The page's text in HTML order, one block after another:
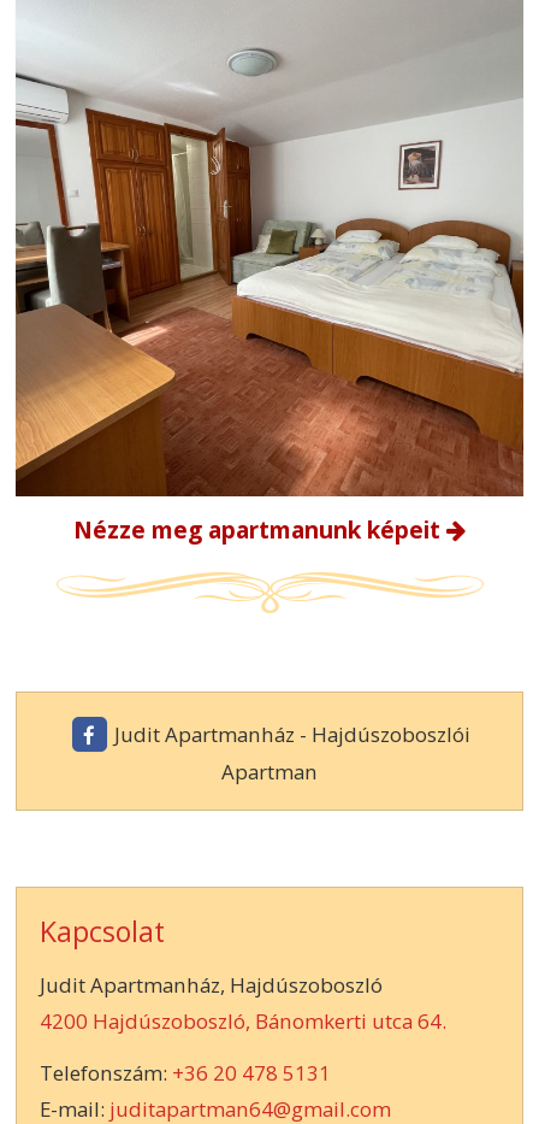
Nézze meg apartmanunk képeit
Judit Apartmanház - Hajdúszoboszlói
Apartman
Kapcsolat
Judit Apartmanház, Hajdúszoboszló
4200 Hajdúszoboszló, Bánomkerti utca 64.
Telefonszám: +36 20 478 5131
E-mail: juditapartman64@gmail.com